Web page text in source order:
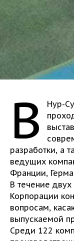
В
Нур-
разработки, а
ведущих
Франции,
В течение
Корпорации
вопросам,
выпускаемой
Среди 122